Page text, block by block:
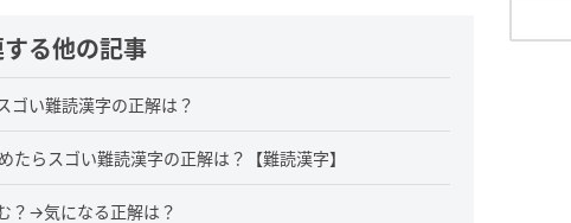
する他の記事
ゴい難読漢字の正解は？
らスゴい難読漢字の正解は？【難読漢字】
？→気になる正解は？